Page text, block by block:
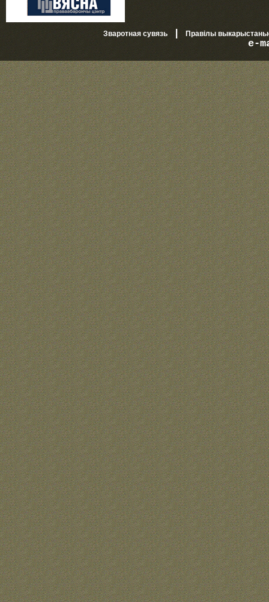
Зваротная сувязь| Правілы
e-